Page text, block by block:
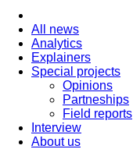
All news
Analytics
Explainers
Special projects
Opinions
Partneships
Field reports
Interview
About us